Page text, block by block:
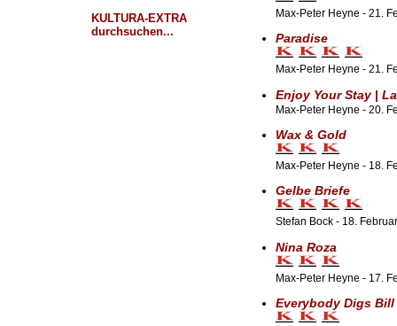
KULTURA-EXTRA
durchsuchen...
Max-Peter Heyne - 21.
Paradise
Max-Peter Heyne - 21.
Enjoy Your Stay|
Max-Peter Heyne - 20.
Wax & Gold
Max-Peter Heyne - 18.
Gelbe Briefe
Stefan Bock - 18.
Nina Roza
Max-Peter Heyne - 17.
Everybody Digs Bill